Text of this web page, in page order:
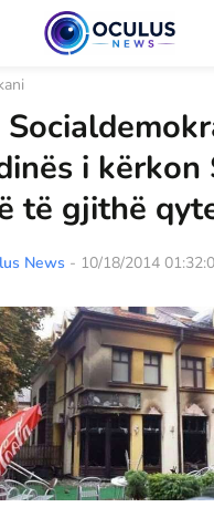
i kërkon
të gjithë
News - 10/18/2014